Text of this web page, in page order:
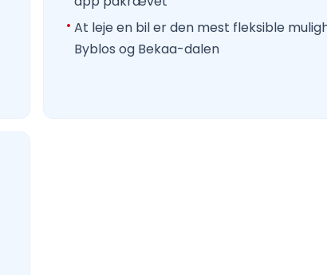
At leje en bil er den mest fleksible
Byblos og Bekaa-dalen